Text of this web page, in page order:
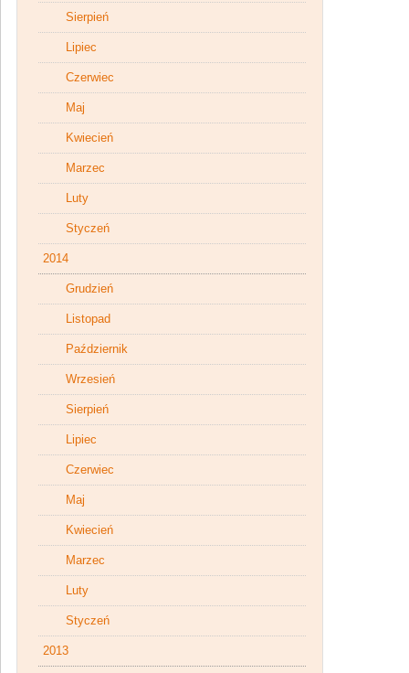
Sierpień
Lipiec
Czerwiec
Maj
Kwiecień
Marzec
Luty
Styczeń
2014
Grudzień
Listopad
Październik
Wrzesień
Sierpień
Lipiec
Czerwiec
Maj
Kwiecień
Marzec
Luty
Styczeń
2013